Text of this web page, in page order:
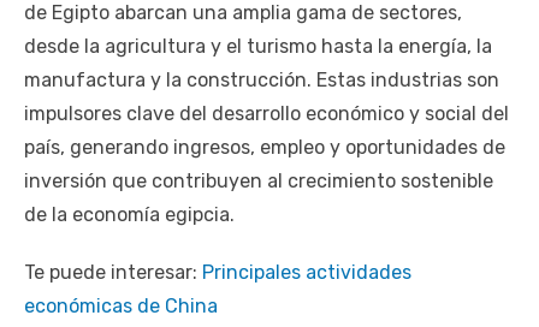
de Egipto abarcan una amplia gama de sectores,
desde la agricultura y el turismo hasta la energía, la
manufactura y la construcción. Estas industrias son
impulsores clave del desarrollo económico y social del
país, generando ingresos, empleo y oportunidades de
inversión que contribuyen al crecimiento sostenible
de la economía egipcia.
Te puede interesar: Principales actividades
económicas de China